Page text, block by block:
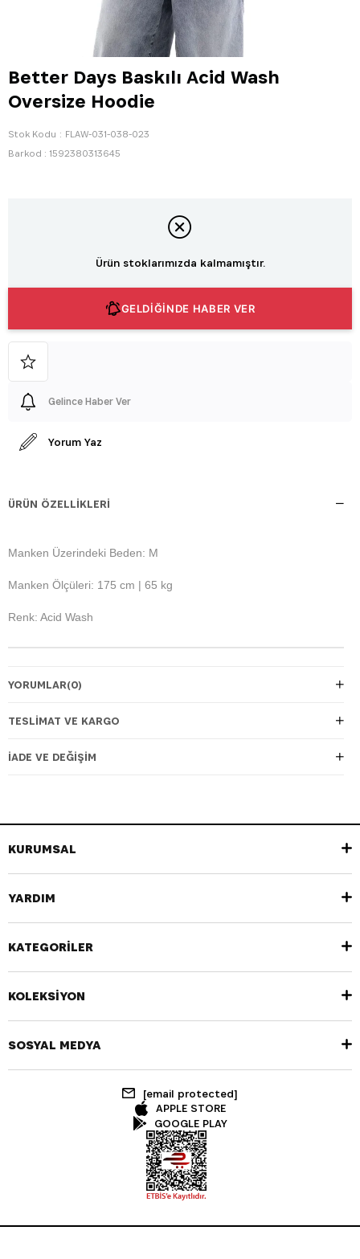
Better Days Baskılı Acid Wash
Oversize Hoodie
Stok Kodu
FLAW-031-038-023
Barkod : 1592380313645
Ürün stoklarımızda kalmamıştır.
GELDİĞİNDE HABER VER
Gelince Haber Ver
Yorum Yaz
ÜRÜN ÖZELLIKLERI
Manken Üzerindeki Beden: M
Manken Ölçüleri: 175 cm | 65 kg
Renk: Acid Wash
YORUMLAR(0)
TESLIMAT VE KARGO
İADE VE DEĞIŞIM
KURUMSAL
YARDIM
KATEGORİLER
KOLEKSİYON
SOSYAL MEDYA
[email protected]
APPLE STORE
GOOGLE PLAY